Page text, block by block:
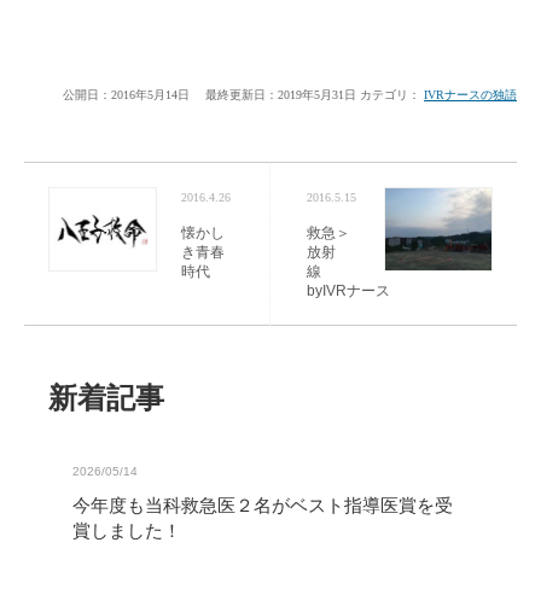
公開日：2016年5月14日 最終更新日：2019年5月31日 カテゴリ： IVRナースの独語
2016.4.26
懐かし
き青春
時代
2016.5.15
救急＞
放射
線
byIVRナース
新着記事
2026/05/14
今年度も当科救急医２名がベスト指導医賞を受
賞しました！